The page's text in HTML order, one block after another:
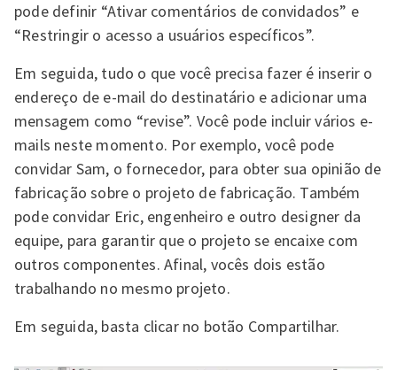
pode definir “Ativar comentários de convidados” e
“Restringir o acesso a usuários específicos”.
Em seguida, tudo o que você precisa fazer é inserir o
endereço de e-mail do destinatário e adicionar uma
mensagem como “revise”. Você pode incluir vários e-
mails neste momento. Por exemplo, você pode
convidar Sam, o fornecedor, para obter sua opinião de
fabricação sobre o projeto de fabricação. Também
pode convidar Eric, engenheiro e outro designer da
equipe, para garantir que o projeto se encaixe com
outros componentes. Afinal, vocês dois estão
trabalhando no mesmo projeto.
Em seguida, basta clicar no botão Compartilhar.